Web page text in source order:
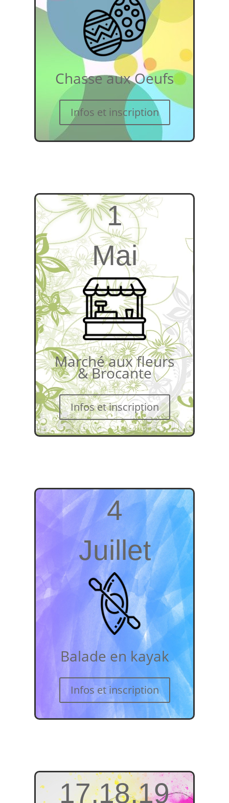
Chasse aux Oeufs
Infos et inscription
1
Mai
Marché aux fleurs
& Brocante
Infos et inscription
4
Juillet
Balade en kayak
Infos et inscription
17,18,19